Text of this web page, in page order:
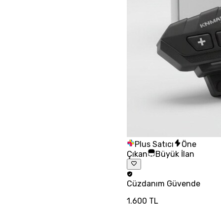
Plus Satıcı
Öne
Çıkan
Büyük İlan
Cüzdanım Güvende
1.600 TL